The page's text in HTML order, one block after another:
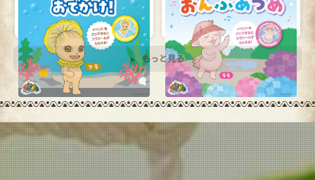
イベントのご紹介
立川髙島屋S.C.店
定】店内イベントのご紹介
イオンレイクタウンmori店
もっと見る